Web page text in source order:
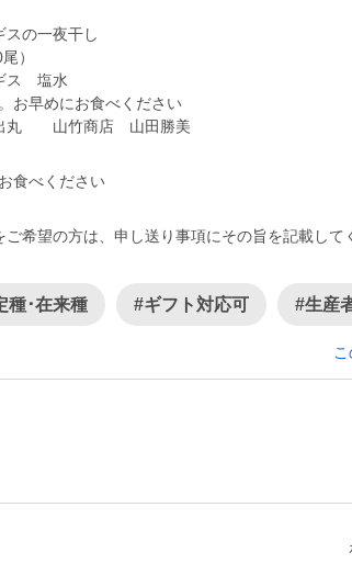
の一夜干し
）
ス 塩水
早めにお食べください
山竹商店 山田勝美
食べください
ご希望の方は、申し送り事項にその旨を記載して
種･在来種 #ギフト対応可 #生産